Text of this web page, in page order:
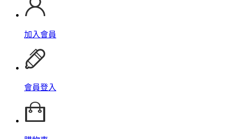
加入會員
會員登入